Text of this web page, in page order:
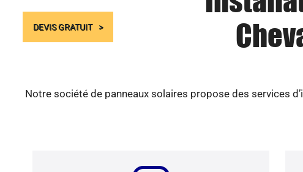
DEVIS GRATUIT
Notre société de panneaux solaires propose des services